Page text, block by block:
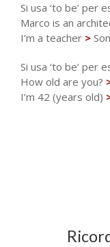
Si usa ‘to be’ per
Marco is an
I’m a teacher >
Si usa ‘to be’ per
How old are you?
I’m 42 (years old)